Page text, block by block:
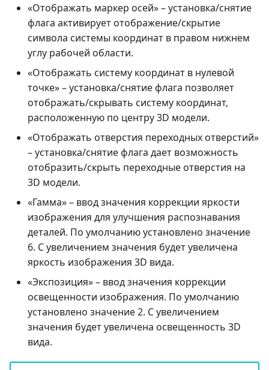
«Отображать маркер осей» – установка/снятие
флага активирует отображение/скрытие
символа системы координат в правом нижнем
углу рабочей области.
«Отображать систему координат в нулевой
точке» – установка/снятие флага позволяет
отображать/скрывать систему координат,
расположенную по центру 3D модели.
«Отображать отверстия переходных отверстий»
– установка/снятие флага дает возможность
отобразить/скрыть переходные отверстия на
3D модели.
«Гамма» – ввод значения коррекции яркости
изображения для улучшения распознавания
деталей. По умолчанию установлено значение
6. С увеличением значения будет увеличена
яркость изображения 3D вида.
«Экспозиция» – ввод значения коррекции
освещенности изображения. По умолчанию
установлено значение 2. С увеличением
значения будет увеличена освещенность 3D
вида.